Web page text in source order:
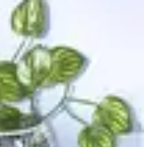
InformatifTendances